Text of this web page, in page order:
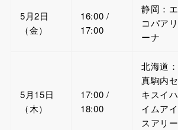
5月2日
（金）
16:00 /
17:00
静岡：エ
コパアリ
ーナ
5月15日
（木）
17:00 /
18:00
北海道：
真駒内セ
キスイハ
イムアイ
スアリー